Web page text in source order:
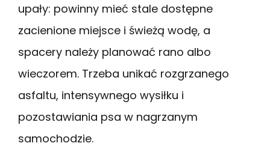
upały: powinny mieć stale dostępne
zacienione miejsce i świeżą wodę, a
spacery należy planować rano albo
wieczorem. Trzeba unikać rozgrzanego
asfaltu, intensywnego wysiłku i
pozostawiania psa w nagrzanym
samochodzie.